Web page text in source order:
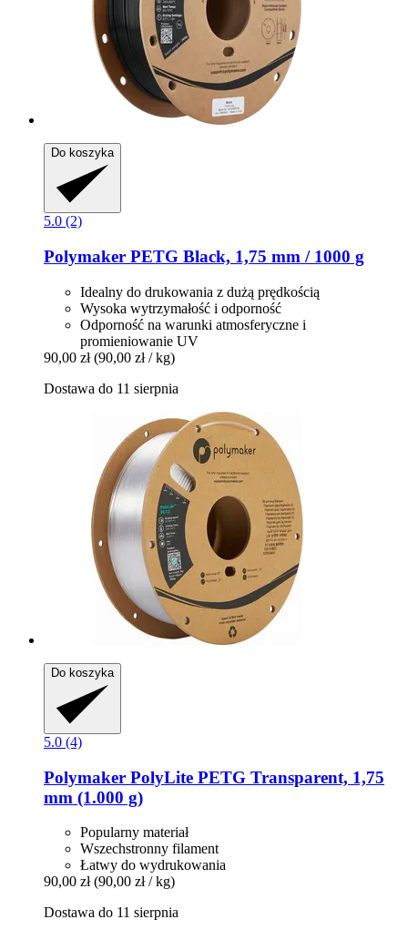
Do koszyka
5.0 (2)
Polymaker PETG Black, 1,75 mm / 1000 g
Idealny do drukowania z dużą prędkością
Wysoka wytrzymałość i odporność
Odporność na warunki atmosferyczne i
promieniowanie UV
90,00 zł (90,00 zł / kg)
Dostawa do 11 sierpnia
Do koszyka
5.0 (4)
Polymaker PolyLite PETG Transparent, 1,75
mm (1.000 g)
Popularny materiał
Wszechstronny filament
Łatwy do wydrukowania
90,00 zł (90,00 zł / kg)
Dostawa do 11 sierpnia